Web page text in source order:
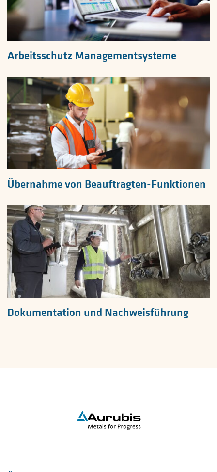
Arbeitsschutz Managementsysteme
Übernahme von Beauftragten-Funktionen
Dokumentation und Nachweisführung